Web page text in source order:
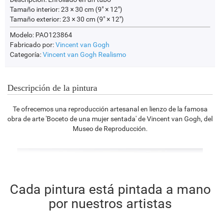
Tamaño interior:23 × 30 cm (9" × 12")
Tamaño exterior:23 × 30 cm (9" × 12")
Modelo: PAO123864
Fabricado por:Vincent van Gogh
Categoría:Vincent van Gogh Realismo
Descripción de la pintura
Te ofrecemos una reproducción artesanal en lienzo de la famosa
obra de arte 'Boceto de una mujer sentada' de Vincent van Gogh, del
Museo de Reproducción.
Cada pintura está pintada a mano
por nuestros artistas